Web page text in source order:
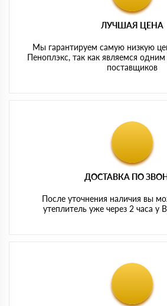
ЛУЧШАЯ ЦЕНА
Мы гарантируем самую низкую
Пеноплэкс, так как являемся
поставщиков
ДОСТАВКА ПО
После уточнения наличия вы
утеплитель уже через 2 часа у